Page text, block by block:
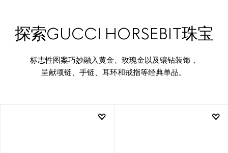
探索GUCCI HORSEBIT珠宝
标志性图案巧妙融入黄金、玫瑰金以及镶钻装饰，
呈献项链、手链、耳环和戒指等经典单品。